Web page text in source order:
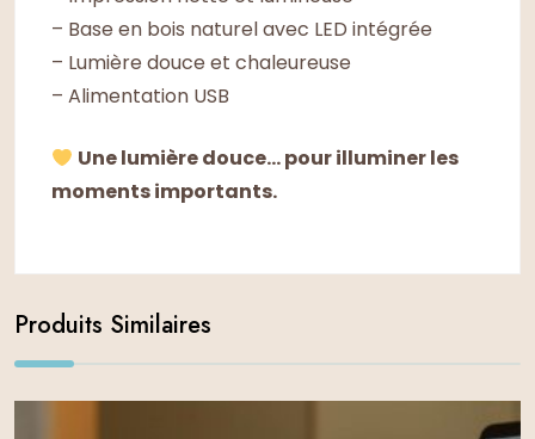
– Base en bois naturel avec LED intégrée
– Lumière douce et chaleureuse
– Alimentation USB
Une lumière douce… pour illuminer les
moments importants.
Produits Similaires